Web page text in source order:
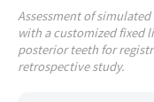
Assessment of
with a customized fixed
posterior teeth for
retrospective study.